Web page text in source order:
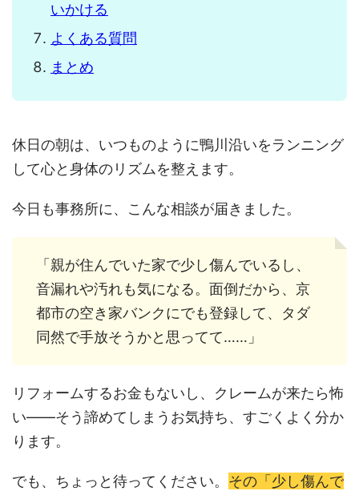
いかける
よくある質問
まとめ
休日の朝は、いつものように鴨川沿いをランニング
して心と身体のリズムを整えます。
今日も事務所に、こんな相談が届きました。
「親が住んでいた家で少し傷んでいるし、
音漏れや汚れも気になる。面倒だから、京
都市の空き家バンクにでも登録して、タダ
同然で手放そうかと思ってて……」
リフォームするお金もないし、クレームが来たら怖
い——そう諦めてしまうお気持ち、すごくよく分か
ります。
でも、ちょっと待ってください。 その「少し傷んで